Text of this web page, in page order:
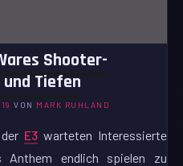
Shooter-
Tiefen
VON MARK RUHLAND
E3 warteten Interessierte
Anthem endlich spielen zu